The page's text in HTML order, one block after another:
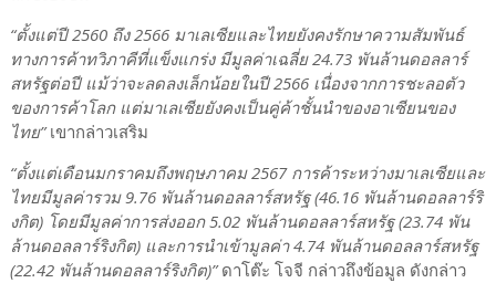
“ตั้งแต่ปี 2560 ถึง 2566 มาเลเซียและไทยยังคงรักษาความสัมพันธ์
ทางการค้าทวิภาคีที่แข็งแกร่ง มีมูลค่าเฉลี่ย 24.73 พันล้านดอลลาร์
สหรัฐต่อปี แม้ว่าจะลดลงเล็กน้อยในปี 2566 เนื่องจากการชะลอตัว
ของการค้าโลก แต่มาเลเซียยังคงเป็นคู่ค้าชั้นนำของอาเซียนของ
ไทย”เขากล่าวเสริม
“ตั้งแต่เดือนมกราคมถึงพฤษภาคม 2567 การค้าระหว่างมาเลเซียและ
ไทยมีมูลค่ารวม 9.76 พันล้านดอลลาร์สหรัฐ (46.16 พันล้านดอลลาร์ริ
งกิต) โดยมีมูลค่าการส่งออก 5.02 พันล้านดอลลาร์สหรัฐ (23.74 พัน
ล้านดอลลาร์ริงกิต) และการนำเข้ามูลค่า 4.74 พันล้านดอลลาร์สหรัฐ
(22.42 พันล้านดอลลาร์ริงกิต)”ดาโต๊ะ โจจี กล่าวถึงข้อมูล ดังกล่าว